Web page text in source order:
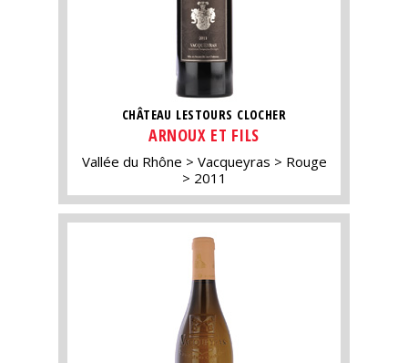
CHÂTEAU LESTOURS CLOCHER
ARNOUX ET FILS
Vallée du Rhône Vacqueyras
Rouge
2011